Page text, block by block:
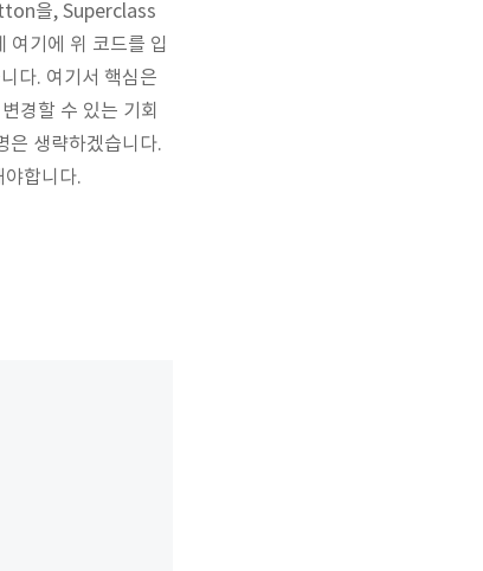
을, Superclass
기에 위 코드를 입
다. 여기서 핵심은
경할 수 있는 기회
은 생략하겠습니다.
합니다.